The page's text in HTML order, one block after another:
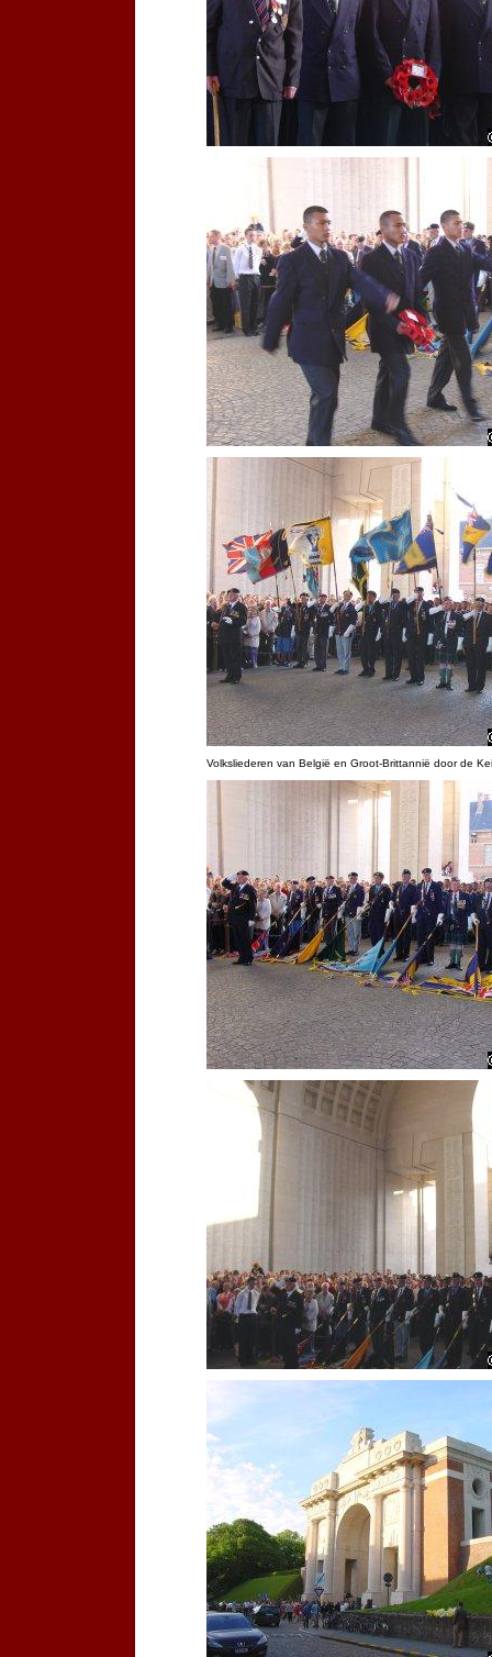
Volksliederen van België en Groot-Brittannië door de